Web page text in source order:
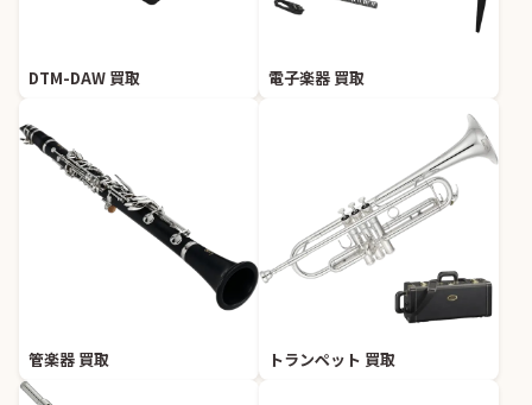
DTM-DAW 買取 電子楽器 買取
管楽器 買取 トランペット 買取